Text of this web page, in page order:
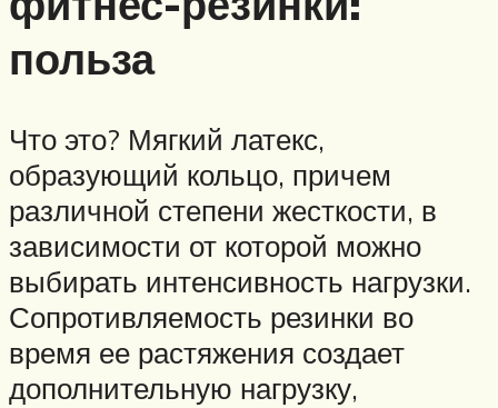
польза
Что это? Мягкий латекс,
образующий кольцо, причем
различной степени жесткости, в
зависимости от которой можно
выбирать интенсивность нагрузки.
Сопротивляемость резинки во
время ее растяжения создает
дополнительную нагрузку,